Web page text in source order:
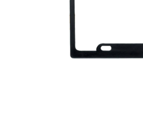
Salud, belleza y cuidado personal
Juegos y juguetes